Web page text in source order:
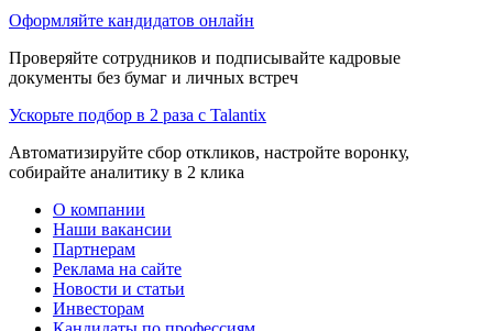
Оформляйте кандидатов онлайн
Проверяйте сотрудников и подписывайте кадровые
документы без бумаг и личных встреч
Ускорьте подбор в 2 раза с Talantix
Автоматизируйте сбор откликов, настройте воронку,
собирайте аналитику в 2 клика
О компании
Наши вакансии
Партнерам
Реклама на сайте
Новости и статьи
Инвесторам